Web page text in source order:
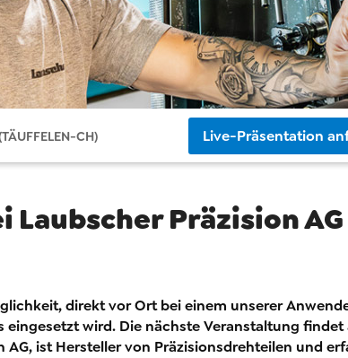
CH) Live-Präsentation
Präzision AG
direkt vor Ort bei einem unserer
wird. Die nächste Veranstaltung findet
AG, ist Hersteller von Präzisionsdrehteilen und